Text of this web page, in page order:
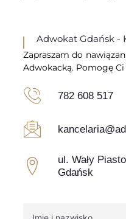
Adwokat Gdańsk -
Zapraszam do
Adwokacką. Pomogę
782 608 517
ul. Wały
Gdańsk